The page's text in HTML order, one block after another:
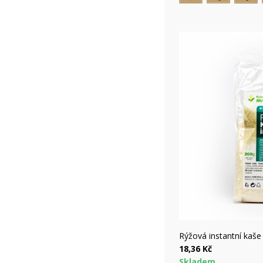
Rýžová instantní
18,36 Kč
add_circle_outline